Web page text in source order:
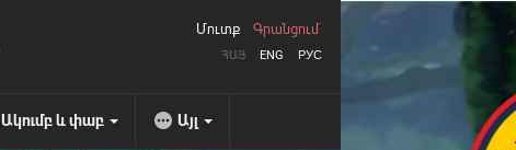
ՀԱՅ ENG РУС
Մուտք Գրանցում
Ակումբ և փաբ Այլ